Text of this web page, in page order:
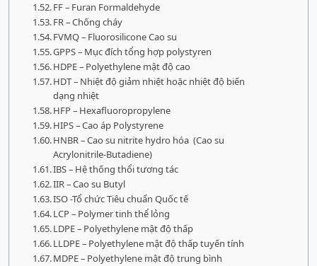
FF – Furan Formaldehyde
FR – Chống cháy
FVMQ – Fluorosilicone Cao su
GPPS – Mục đích tổng hợp polystyren
HDPE – Polyethylene mật độ cao
HDT – Nhiệt độ giảm nhiệt hoặc nhiệt độ biến
dạng nhiệt
HFP – Hexafluoropropylene
HIPS – Cao áp Polystyrene
HNBR – Cao su nitrite hydro hóa (Cao su
Acrylonitrile-Butadiene)
IBS – Hệ thống thổi tương tác
IIR – Cao su Butyl
ISO -Tổ chức Tiêu chuẩn Quốc tế
LCP – Polymer tinh thể lỏng
LDPE – Polyethylene mật độ thấp
LLDPE – Polyethylene mật độ thấp tuyến tính
MDPE – Polyethylene mật độ trung bình